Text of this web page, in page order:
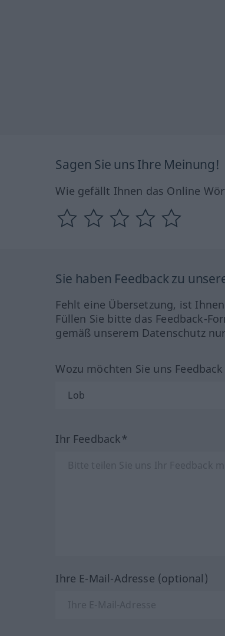
Sagen Sie uns Ihre Meinung!
Wie gefällt Ihnen das Online
Sie haben Feedback zu
Fehlt eine Übersetzung, ist
Füllen Sie bitte das Feedback-
gemäß unserem Datenschutz
Wozu möchten Sie uns
Ihr Feedback*
Ihre E-Mail-Adresse (optional)